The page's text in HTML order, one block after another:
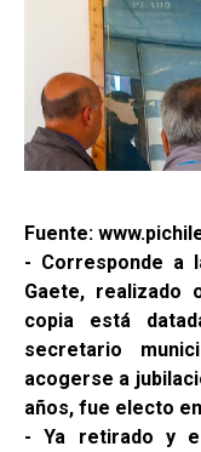
Fuente:
- Corresponde a
Gaete, realizado
copia está
secretario
acogerse a
años, fue electo
- Ya retirado y